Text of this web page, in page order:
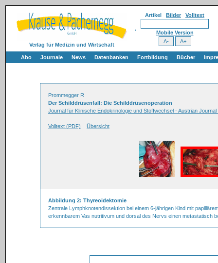
Verlag für Medizin und Wirtschaft
Artikel Bilder Volltext
Mobile Version
Abo Journale News Datenbanken Fortbildung Bücher
Prommegger R
Der Schilddrüsenfall: Die Schilddrüsenoperation
Journal für Klinische Endokrinologie und Stoffwechsel - Austrian
Volltext (PDF) Übersicht
Abbildung 2: Thyreoidektomie
Zentrale Lymphknotendissektion bei einem 6-jährigen Kind mit
erkennbarem Vas nutritivum und dorsal des Nervs einen metastatisch